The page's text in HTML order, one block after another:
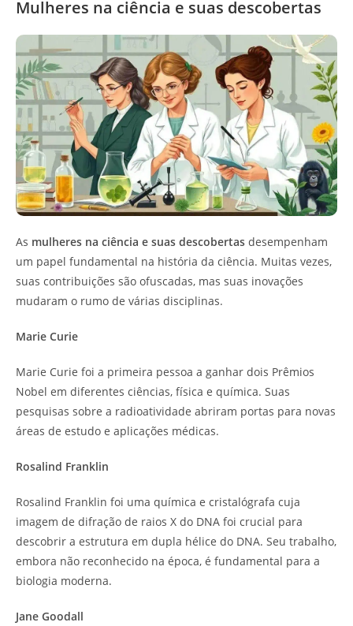
Mulheres na ciência e suas descobertas
As mulheres na ciência e suas descobertas desempenham
um papel fundamental na história da ciência. Muitas vezes,
suas contribuições são ofuscadas, mas suas inovações
mudaram o rumo de várias disciplinas.
Marie Curie
Marie Curie foi a primeira pessoa a ganhar dois Prêmios
Nobel em diferentes ciências, física e química. Suas
pesquisas sobre a radioatividade abriram portas para novas
áreas de estudo e aplicações médicas.
Rosalind Franklin
Rosalind Franklin foi uma química e cristalógrafa cuja
imagem de difração de raios X do DNA foi crucial para
descobrir a estrutura em dupla hélice do DNA. Seu trabalho,
embora não reconhecido na época, é fundamental para a
biologia moderna.
Jane Goodall